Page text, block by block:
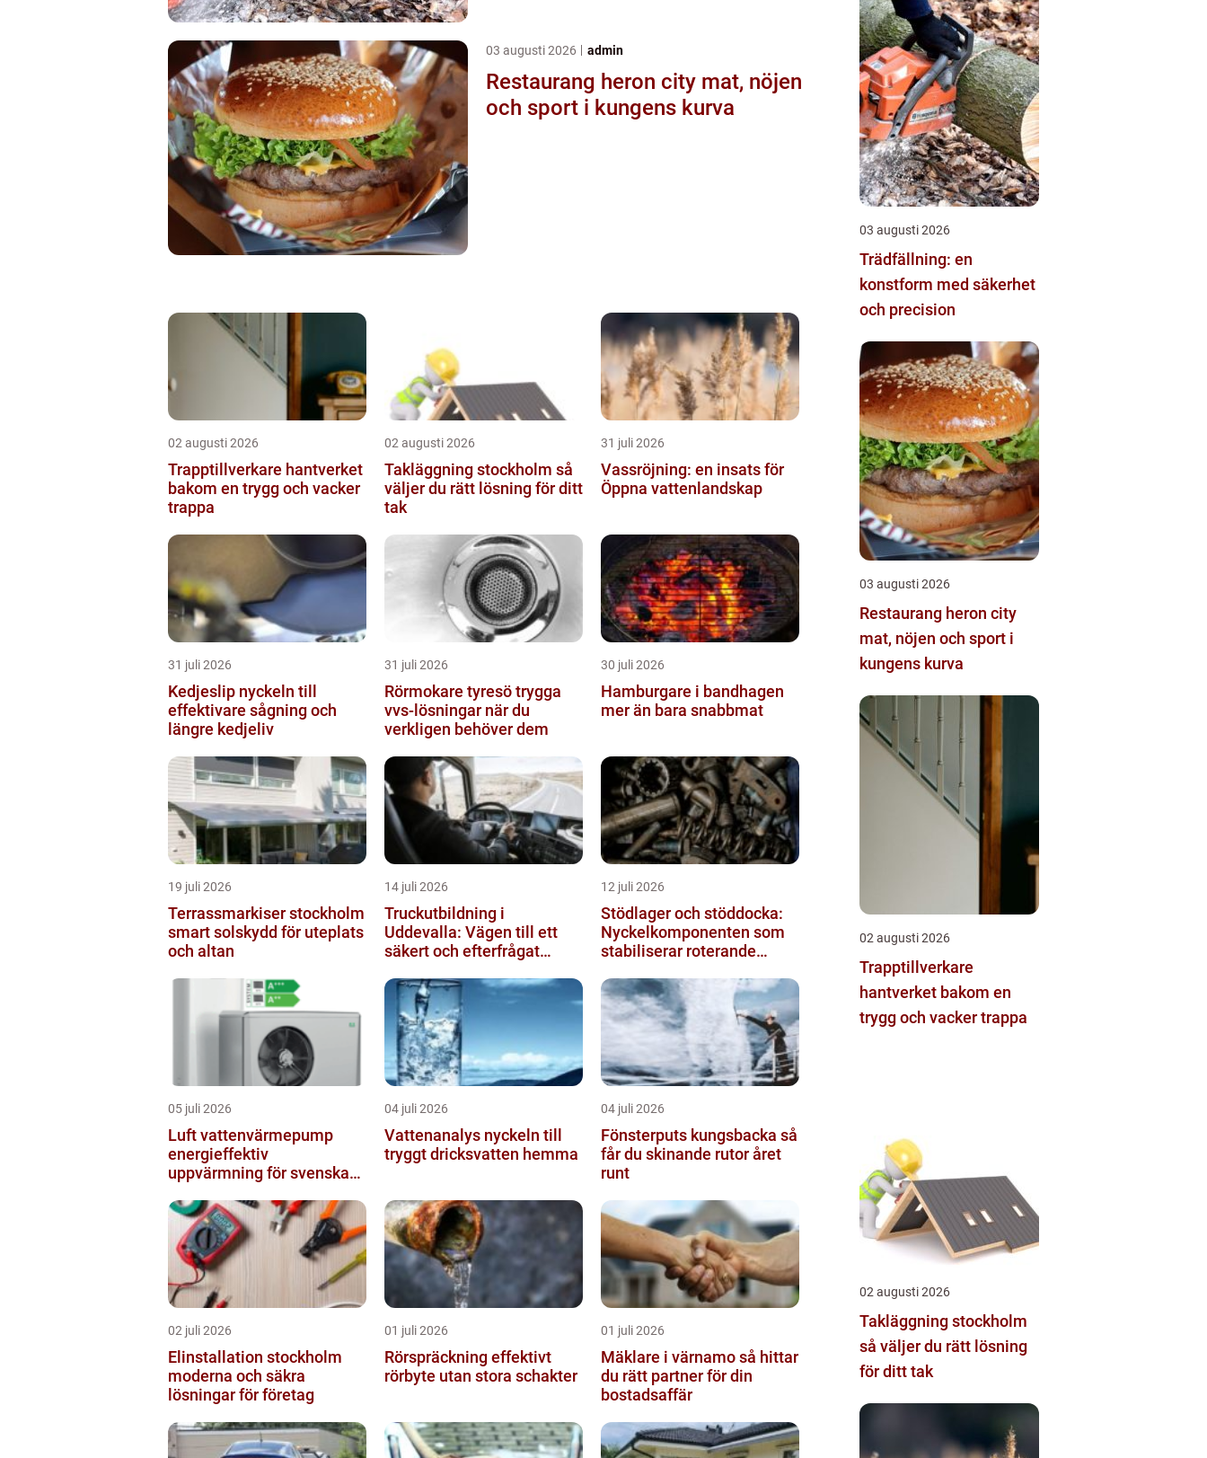
03 augusti 2026 admin
Restaurang heron city mat, nöjen
och sport i kungens kurva
02 augusti 2026
Trapptillverkare hantverket
bakom en trygg och vacker
trappa
02 augusti 2026
Takläggning stockholm så
väljer du rätt lösning för ditt
tak
31 juli 2026
Vassröjning: en insats för
Öppna vattenlandskap
31 juli 2026
Kedjeslip nyckeln till
effektivare sågning och
längre kedjeliv
31 juli 2026
Rörmokare tyresö trygga
vvs-lösningar när du
verkligen behöver dem
30 juli 2026
Hamburgare i bandhagen
mer än bara snabbmat
19 juli 2026
Terrassmarkiser stockholm
smart solskydd för uteplats
och altan
14 juli 2026
Truckutbildning i
Uddevalla: Vägen till ett
säkert och efterfrågat
12 juli 2026
Stödlager och stöddocka:
Nyckelkomponenten som
stabiliserar roterande
05 juli 2026
Luft vattenvärmepump
energieffektiv
uppvärmning för svenska
04 juli 2026
Vattenanalys nyckeln till
tryggt dricksvatten hemma
04 juli 2026
Fönsterputs kungsbacka så
får du skinande rutor året
runt
02 juli 2026
Elinstallation stockholm
moderna och säkra
lösningar för företag
01 juli 2026
Rörspräckning effektivt
rörbyte utan stora schakter
01 juli 2026
Mäklare i värnamo så hittar
du rätt partner för din
bostadsaffär
03 augusti 2026
Trädfällning: en
konstform med säkerhet
och precision
03 augusti 2026
Restaurang heron city
mat, nöjen och sport i
kungens kurva
02 augusti 2026
Trapptillverkare
hantverket bakom en
trygg och vacker trappa
02 augusti 2026
Takläggning stockholm
så väljer du rätt lösning
för ditt tak